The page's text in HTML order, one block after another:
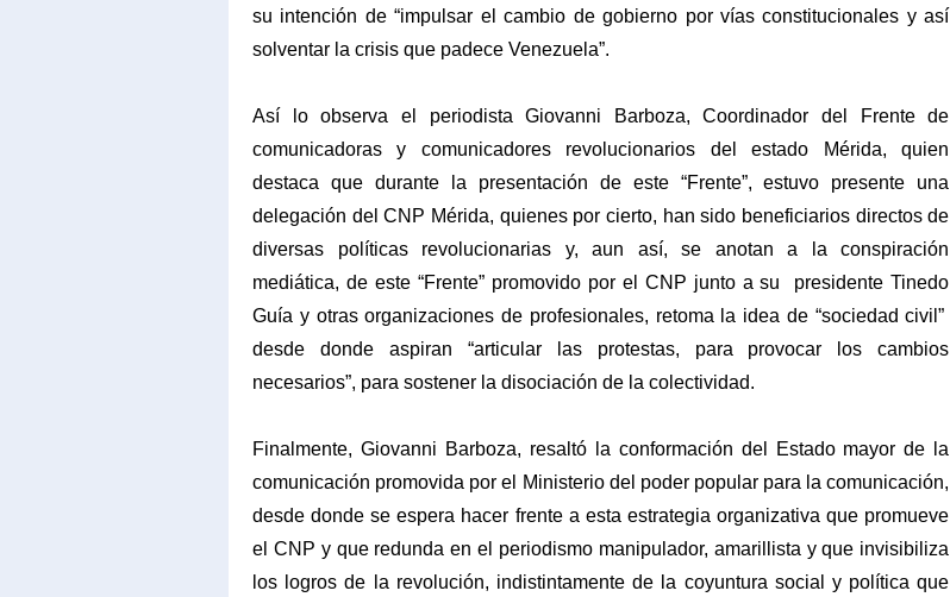
su intención de “impulsar el cambio de gobierno por vías constitucionales y así
solventar la crisis que padece Venezuela”.
Así lo observa el periodista Giovanni Barboza, Coordinador del Frente de
comunicadoras y comunicadores revolucionarios del estado Mérida, quien
destaca que durante la presentación de este “Frente”, estuvo presente una
delegación del CNP Mérida, quienes por cierto, han sido beneficiarios directos de
diversas políticas revolucionarias y, aun así, se anotan a la conspiración
mediática, de este “Frente” promovido por el CNP junto a su
presidente Tinedo
Guía y otras organizaciones de profesionales, retoma la idea de “sociedad civil”
desde donde aspiran “articular las protestas, para provocar los cambios
necesarios”, para sostener la disociación de la colectividad.
Finalmente, Giovanni Barboza, resaltó la conformación del Estado mayor de la
comunicación promovida por el Ministerio del poder popular para la comunicación,
desde donde se espera hacer frente a esta estrategia organizativa que promueve
el CNP y que redunda en el periodismo manipulador, amarillista y que invisibiliza
los logros de la revolución, indistintamente de la coyuntura social y política que